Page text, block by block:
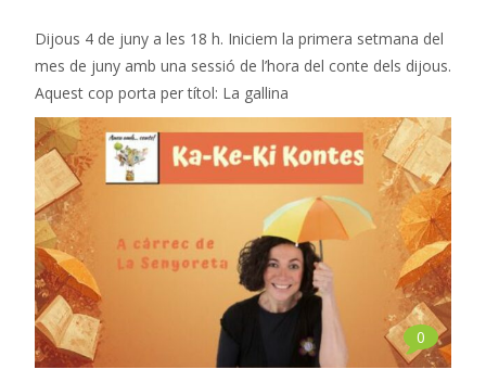
Dijous 4 de juny a les 18 h. Iniciem la primera setmana del
mes de juny amb una sessió de l’hora del conte dels dijous.
Aquest cop porta per títol: La gallina
0